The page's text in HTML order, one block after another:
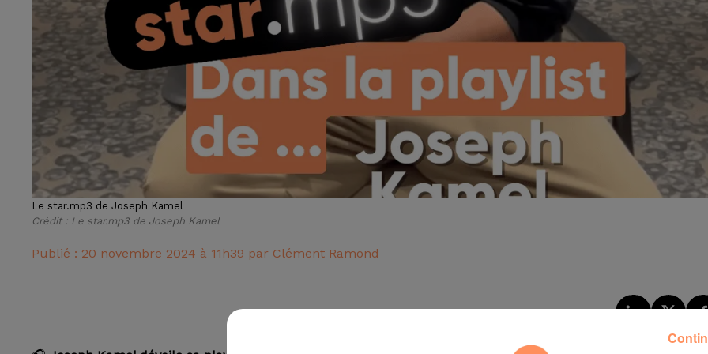
Le star.mp3 de Joseph Kamel
Crédit : Le star.mp3 de Joseph Kamel
Publié : 20 novembre 2024 à 11h39 par Clément Ramond